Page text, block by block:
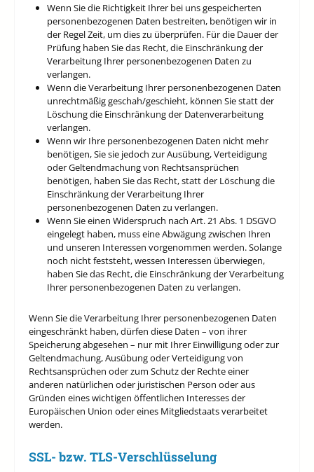
Wenn Sie die Richtigkeit Ihrer bei uns gespeicherten
personenbezogenen Daten bestreiten, benötigen wir in
der Regel Zeit, um dies zu überprüfen. Für die Dauer der
Prüfung haben Sie das Recht, die Einschränkung der
Verarbeitung Ihrer personenbezogenen Daten zu
verlangen.
Wenn die Verarbeitung Ihrer personenbezogenen Daten
unrechtmäßig geschah/geschieht, können Sie statt der
Löschung die Einschränkung der Datenverarbeitung
verlangen.
Wenn wir Ihre personenbezogenen Daten nicht mehr
benötigen, Sie sie jedoch zur Ausübung, Verteidigung
oder Geltendmachung von Rechtsansprüchen
benötigen, haben Sie das Recht, statt der Löschung die
Einschränkung der Verarbeitung Ihrer
personenbezogenen Daten zu verlangen.
Wenn Sie einen Widerspruch nach Art. 21 Abs. 1 DSGVO
eingelegt haben, muss eine Abwägung zwischen Ihren
und unseren Interessen vorgenommen werden. Solange
noch nicht feststeht, wessen Interessen überwiegen,
haben Sie das Recht, die Einschränkung der Verarbeitung
Ihrer personenbezogenen Daten zu verlangen.
Wenn Sie die Verarbeitung Ihrer personenbezogenen Daten
eingeschränkt haben, dürfen diese Daten – von ihrer
Speicherung abgesehen – nur mit Ihrer Einwilligung oder zur
Geltendmachung, Ausübung oder Verteidigung von
Rechtsansprüchen oder zum Schutz der Rechte einer
anderen natürlichen oder juristischen Person oder aus
Gründen eines wichtigen öffentlichen Interesses der
Europäischen Union oder eines Mitgliedstaats verarbeitet
werden.
SSL- bzw. TLS-Verschlüsselung